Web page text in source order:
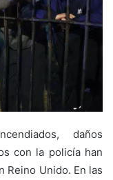
daños
con la policía han
Reino Unido. En las